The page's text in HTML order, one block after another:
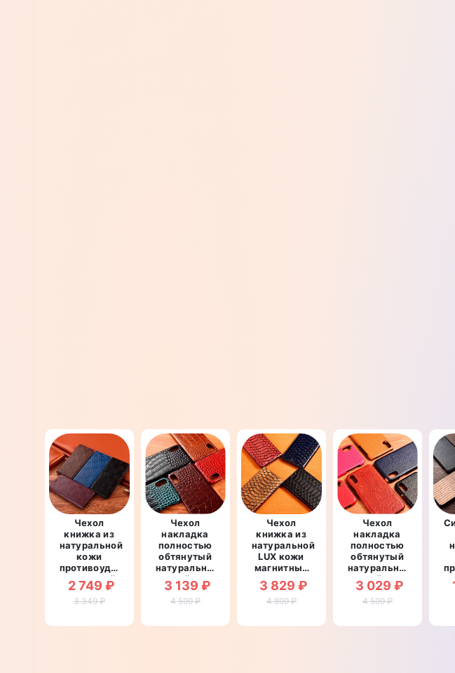
Чехол
книжка из
натуральной
кожи
противоударный
магнитный
для Sony
Xperia XZ1
G8441
2 749 ₽
3 349 ₽
Чехол
накладка
полностью
обтянутый
натуральной
кожей для
Sony Xperia
XZ1
G8441
3 139 ₽
4 599 ₽
Чехол
книжка из
натуральной
LUX кожи
магнитный
противоударный
для Sony
Xperia XZ1
G8441
3 829 ₽
4 899 ₽
Чехол
накладка
полностью
обтянутый
натуральной
кожей для
Sony Xperia
XZ1
G8441
3 029 ₽
4 599 ₽